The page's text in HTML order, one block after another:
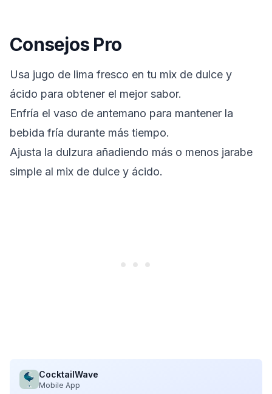
Consejos Pro
Usa jugo de lima fresco en tu mix de dulce y
ácido para obtener el mejor sabor.
Enfría el vaso de antemano para mantener la
bebida fría durante más tiempo.
Ajusta la dulzura añadiendo más o menos jarabe
simple al mix de dulce y ácido.
CocktailWave
Mobile App